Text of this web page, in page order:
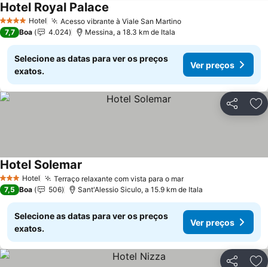
4 EstrelasHotel Acesso vibrante à Viale San Martino
Hotel Royal Palace
7,7 Boa 4.024 Messina, a 18.3 km de Itala
Selecione as datas para ver os preços
exatos.
Ver preços
Partilhar
3 EstrelasHotel Terraço relaxante com vista para o mar
Hotel Solemar
7,5 Boa 506 Sant'Alessio Siculo, a 15.9 km de Itala
Selecione as datas para ver os preços
exatos.
Ver preços